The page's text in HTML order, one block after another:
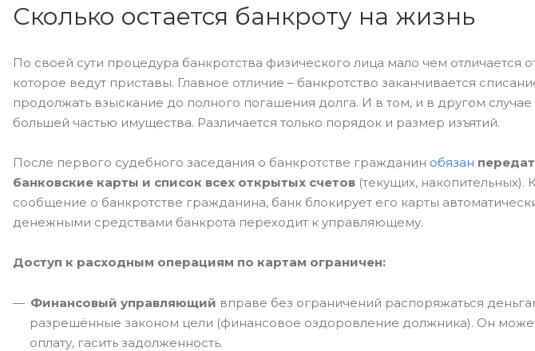
Сколько остается банкроту на жизнь
По своей сути процедура банкротства физического лица мало чем отличается
которое ведут приставы. Главное отличие – банкротство заканчивается
продолжать взыскание до полного погашения долга. И в том, и в другом случае
большей частью имущества. Различается только порядок и размер изъятий.
После первого судебного заседания о банкротстве гражданин обязан
банковские карты и список всех открытых счетов (текущих,
сообщение о банкротстве гражданина, банк блокирует его карты
денежными средствами банкрота переходит к управляющему.
Доступ к расходным операциям по картам ограничен:
Финансовый управляющий вправе без ограничений распоряжаться
разрешённые законом цели (финансовое оздоровление должника). Он
оплату, гасить задолженность.